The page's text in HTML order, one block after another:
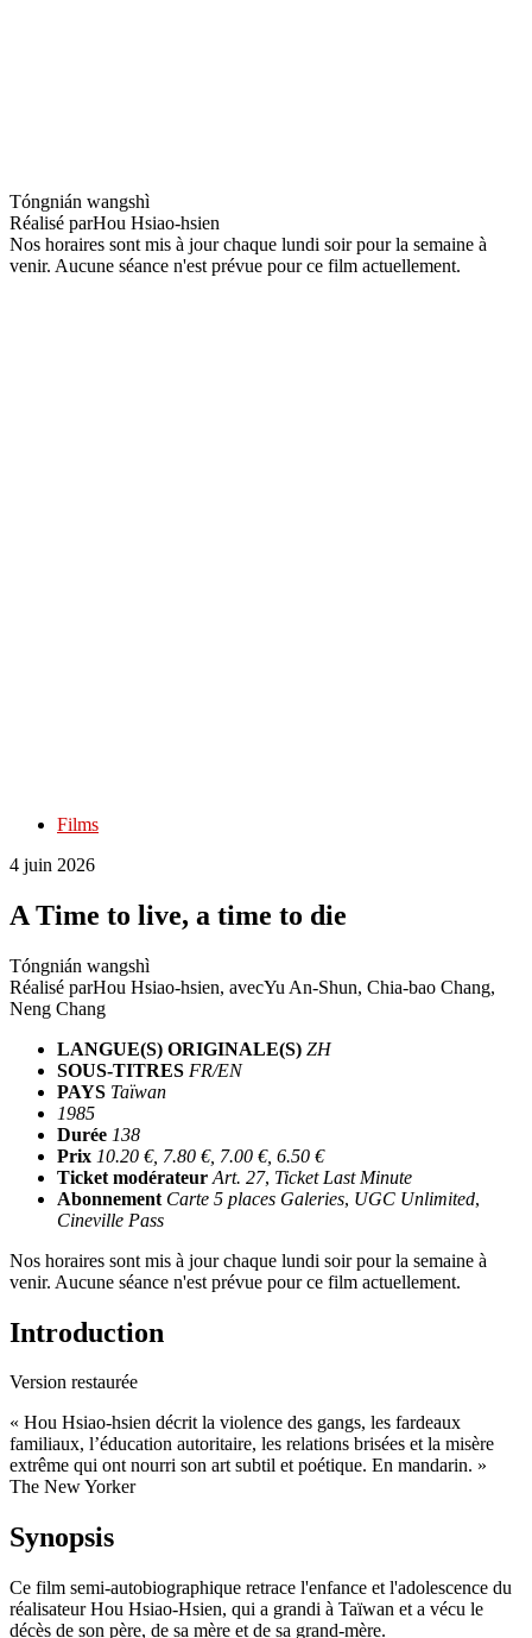
Tóngnián wangshì
Réalisé parHou Hsiao-hsien
Nos horaires sont mis à jour chaque lundi soir pour la semaine à
venir. Aucune séance n'est prévue pour ce film actuellement.
Films
4 juin 2026
A Time to live, a time to die
Tóngnián wangshì
Réalisé parHou Hsiao-hsien, avecYu An-Shun, Chia-bao Chang,
Neng Chang
LANGUE(S) ORIGINALE(S) ZH
SOUS-TITRES FR/EN
PAYS Taïwan
1985
Durée 138
Prix 10.20 €, 7.80 €, 7.00 €, 6.50 €
Ticket modérateur Art. 27, Ticket Last Minute
Abonnement Carte 5 places Galeries, UGC Unlimited,
Cineville Pass
Nos horaires sont mis à jour chaque lundi soir pour la semaine à
venir. Aucune séance n'est prévue pour ce film actuellement.
Introduction
Version restaurée
« Hou Hsiao-hsien décrit la violence des gangs, les fardeaux
familiaux, l’éducation autoritaire, les relations brisées et la misère
extrême qui ont nourri son art subtil et poétique. En mandarin. »
The New Yorker
Synopsis
Ce film semi-autobiographique retrace l'enfance et l'adolescence du
réalisateur Hou Hsiao-Hsien, qui a grandi à Taïwan et a vécu le
décès de son père, de sa mère et de sa grand-mère.